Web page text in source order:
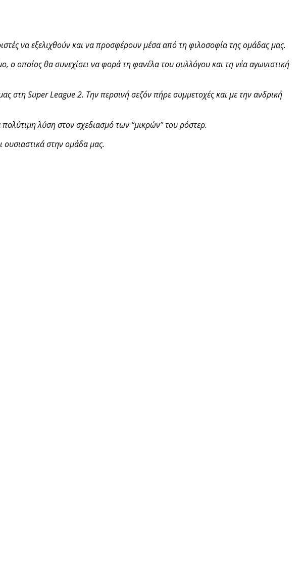
να εξελιχθούν και να προσφέρουν μέσα από τη φιλοσοφία της ομάδας μας.
οποίος θα συνεχίσει να φορά τη φανέλα του συλλόγου και τη νέα αγωνιστική
στη Super League 2. Την περσινή σεζόν πήρε συμμετοχές και με την ανδρική
πολύτιμη λύση στον σχεδιασμό των “μικρών” του ρόστερ.
ουσιαστικά στην ομάδα μας.